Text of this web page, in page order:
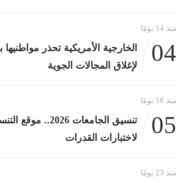
منذ 14 يومًا
04
الخارجية الأمريكية تحذر
لإغلاق المجالات الجوية
منذ 18 يومًا
05
تنسيق الجامعات
لاختبارات القدرات
منذ 23 يومًا